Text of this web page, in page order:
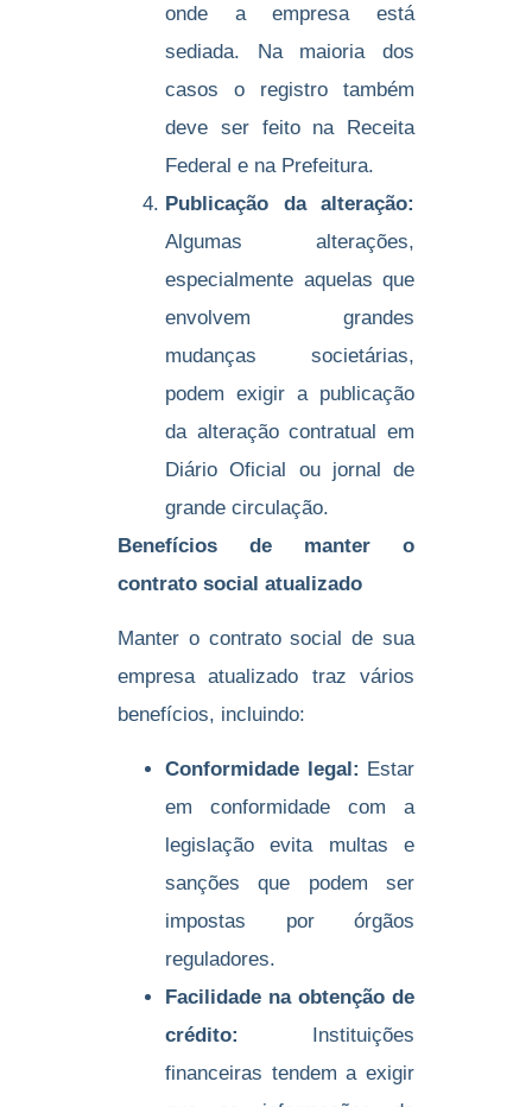
onde a empresa está
sediada. Na maioria dos
casos o registro também
deve ser feito na Receita
Federal e na Prefeitura.
Publicação da alteração:
Algumas alterações,
especialmente aquelas que
envolvem grandes
mudanças societárias,
podem exigir a publicação
da alteração contratual em
Diário Oficial ou jornal de
grande circulação.
Benefícios de manter o
contrato social atualizado
Manter o contrato social de sua
empresa atualizado traz vários
benefícios, incluindo:
Conformidade legal: Estar
em conformidade com a
legislação evita multas e
sanções que podem ser
impostas por órgãos
reguladores.
Facilidade na obtenção de
crédito:
Instituições
financeiras tendem a exigir